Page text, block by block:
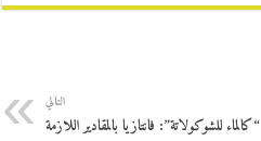
التالي
“كالماء للشوكولاتة”: فانتازيا بالمقادير اللازمة